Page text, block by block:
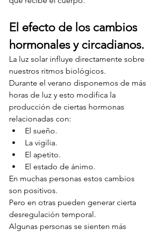
El efecto de los cambios
hormonales y circadianos.
La luz solar influye directamente sobre
nuestros ritmos biológicos.
Durante el verano disponemos de más
horas de luz y esto modifica la
producción de ciertas hormonas
relacionadas con:
El sueño.
La vigilia.
El apetito.
El estado de ánimo.
En muchas personas estos cambios
son positivos.
Pero en otras pueden generar cierta
desregulación temporal.
Algunas personas se sienten más